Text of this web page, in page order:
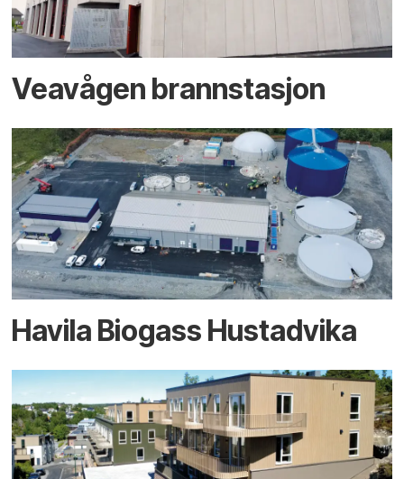
Veavågen brannstasjon
Havila Biogass Hustadvika